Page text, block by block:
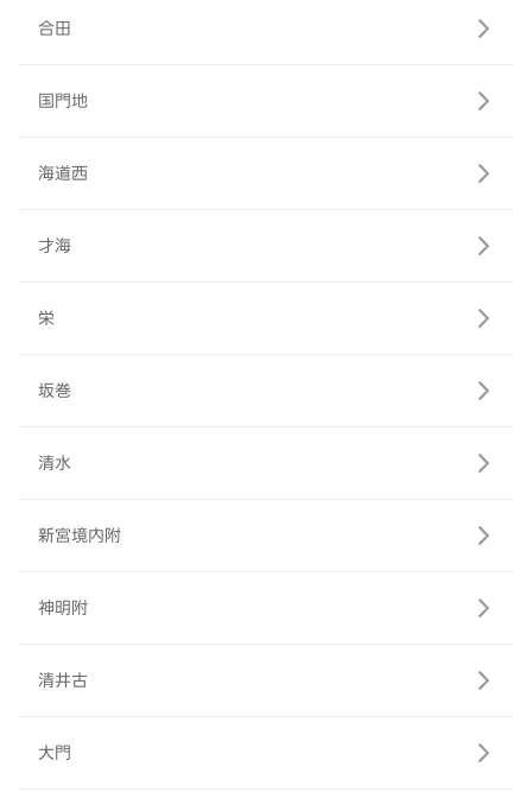
合田
国門地
海道西
才海
栄
坂巻
清水
新宮境内附
神明附
清井古
大門